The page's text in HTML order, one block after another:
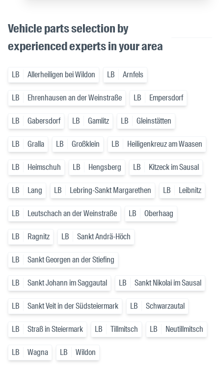
Vehicle parts selection by
experienced experts in your area
LB Allerheiligen bei Wildon LB Arnfels
LB Ehrenhausen an der Weinstraße LB Empersdorf
LB Gabersdorf LB Gamlitz LB Gleinstätten
LB Gralla LB Großklein LB Heiligenkreuz am Waasen
LB Heimschuh LB Hengsberg LB Kitzeck im Sausal
LB Lang LB Lebring-Sankt Margarethen LB Leibnitz
LB Leutschach an der Weinstraße LB Oberhaag
LB Ragnitz LB Sankt Andrä-Höch
LB Sankt Georgen an der Stiefing
LB Sankt Johann im Saggautal LB Sankt Nikolai im Sausal
LB Sankt Veit in der Südsteiermark LB Schwarzautal
LB Straß in Steiermark LB Tillmitsch LB Neutillmitsch
LB Wagna LB Wildon